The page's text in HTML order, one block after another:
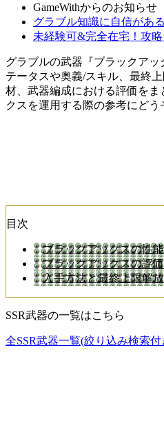
GameWithからのお知らせ
グラブル知識に自信があ
未経験可&完全在宅！攻略
グラブルの武器『ブラックア
テータスや奥義/スキル、最終
材、武器編成における評価を
クスを運用する際の参考にどう
目次
ブラックアックスの性能
ブラックアックスの評
入手方法と最終上限解
SSR武器の一覧はこちら
全SSR武器一覧(絞り込み検索付